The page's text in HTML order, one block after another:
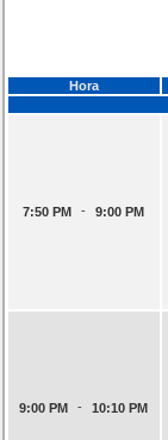
Hora
7:50 PM - 9:00 PM
9:00 PM - 10:10 PM